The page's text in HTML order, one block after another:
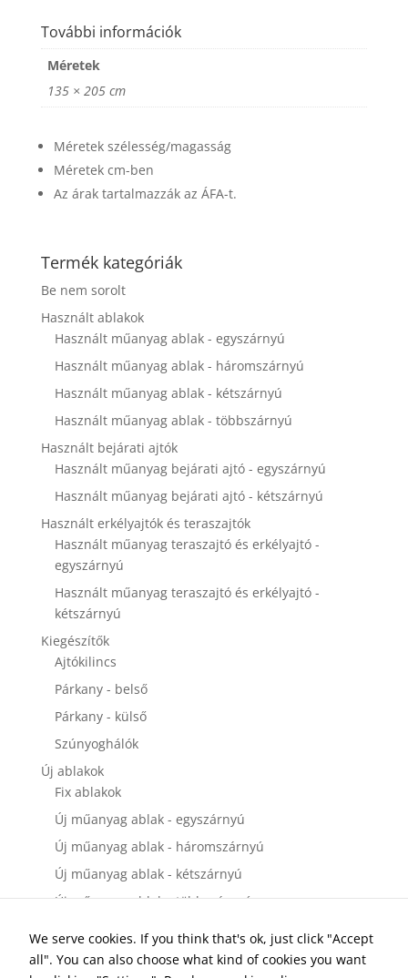
További információk
Méretek
135 × 205 cm
Méretek szélesség/magasság
Méretek cm-ben
Az árak tartalmazzák az ÁFA-t.
Termék kategóriák
Be nem sorolt
Használt ablakok
Használt műanyag ablak - egyszárnyú
Használt műanyag ablak - háromszárnyú
Használt műanyag ablak - kétszárnyú
Használt műanyag ablak - többszárnyú
Használt bejárati ajtók
Használt műanyag bejárati ajtó - egyszárnyú
Használt műanyag bejárati ajtó - kétszárnyú
Használt erkélyajtók és teraszajtók
Használt műanyag teraszajtó és erkélyajtó -
egyszárnyú
Használt műanyag teraszajtó és erkélyajtó -
kétszárnyú
Kiegészítők
Ajtókilincs
Párkany - belső
Párkany - külső
Szúnyoghálók
Új ablakok
Fix ablakok
Új műanyag ablak - egyszárnyú
Új műanyag ablak - háromszárnyú
Új műanyag ablak - kétszárnyú
Új műanyag ablak - többszárnyú
Új műanyag bejárati ajtó - egyszárnyú
We serve cookies. If you think that's ok, just click "Accept
all". You can also choose what kind of cookies you want
during your
website.
behavior as
site, you
increase the
chance of
seeing
offers.